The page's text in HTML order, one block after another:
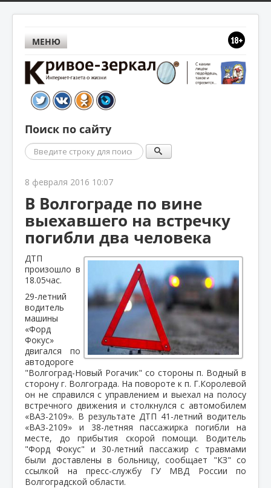
МЕНЮ
Поиск по сайту
Поиск
8 февраля 2016 10:07
В Волгограде по вине
выехавшего на встречку
погибли два человека
ДТП
произошло в
18.05час.
29-летний
водитель
машины
«Форд
Фокус»
двигался по
автодороге
"Волгоград-Новый Рогачик" со стороны п. Водный в
сторону г. Волгограда. На повороте к п. Г.Королевой
он не справился с управлением и выехал на полосу
встречного движения и столкнулся с автомобилем
«ВАЗ-2109». В результате ДТП 41-летний водитель
«ВАЗ-2109» и 38-летняя пассажирка погибли на
месте, до прибытия скорой помощи. Водитель
"Форд Фокус" и 30-летний пассажир с травмами
были доставлены в больницу, сообщает "КЗ" со
ссылкой на пресс-службу ГУ МВД России по
Волгоградской области.